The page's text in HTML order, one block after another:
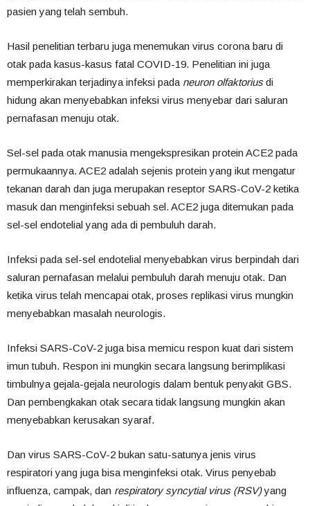
pasien yang telah sembuh.
Hasil penelitian terbaru juga menemukan virus corona baru di
otak pada kasus-kasus fatal COVID-19. Penelitian ini juga
memperkirakan terjadinya infeksi pada neuron olfaktoriusdi
hidung akan menyebabkan infeksi virus menyebar dari saluran
pernafasan menuju otak.
Sel-sel pada otak manusia mengekspresikan protein ACE2 pada
permukaannya. ACE2 adalah sejenis protein yang ikut mengatur
tekanan darah dan juga merupakan reseptor SARS-CoV-2 ketika
masuk dan menginfeksi sebuah sel. ACE2 juga ditemukan pada
sel-sel endotelial yang ada di pembuluh darah.
Infeksi pada sel-sel endotelial menyebabkan virus berpindah dari
saluran pernafasan melalui pembuluh darah menuju otak. Dan
ketika virus telah mencapai otak, proses replikasi virus mungkin
menyebabkan masalah neurologis.
Infeksi SARS-CoV-2 juga bisa memicu respon kuat dari sistem
imun tubuh. Respon ini mungkin secara langsung berimplikasi
timbulnya gejala-gejala neurologis dalam bentuk penyakit GBS.
Dan pembengkakan otak secara tidak langsung mungkin akan
menyebabkan kerusakan syaraf.
Dan virus SARS-CoV-2 bukan satu-satunya jenis virus
respiratori yang juga bisa menginfeksi otak. Virus penyebab
influenza, campak, dan respiratory syncytial virus (RSV)yang